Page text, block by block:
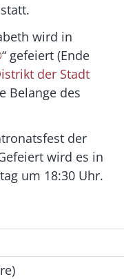
wird in
“ gefeiert (Ende
der Stadt
Belange des
der
wird es in
um 18:30 Uhr.